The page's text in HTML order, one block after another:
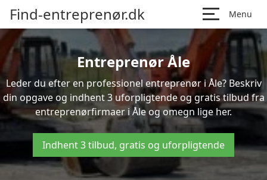
Find-entreprenør.dk Menu
Entreprenør Åle
Leder du efter en professionel entreprenør i Åle? Beskriv
din opgave og indhent 3 uforpligtende og gratis tilbud fra
entreprenørfirmaer i Åle og omegn lige her.
Indhent 3 tilbud, gratis og uforpligtende